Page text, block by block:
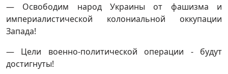
— Освободим народ Украины от фашизма и
империалистической колониальной оккупации
Запада!
— Цели военно-политической операции - будут
достигнуты!